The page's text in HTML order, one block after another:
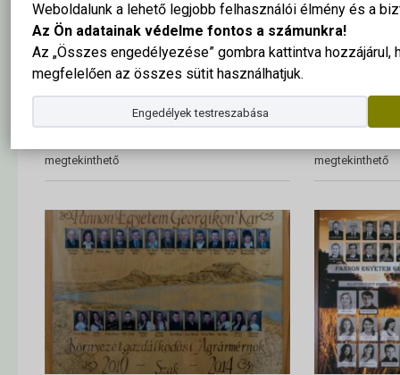
Weboldalunk a lehető legjobb felhasználói élmény és a
Az Ön adatainak védelme fontos a számunkra!
Az „Összes engedélyezése” gombra kattintva hozzájárul,
megfelelően az összes sütit használhatjuk.
Engedélyek testreszabása
2017 – környezetgazdálkodási
agrármérnök
megtekinthető
megtekinthető